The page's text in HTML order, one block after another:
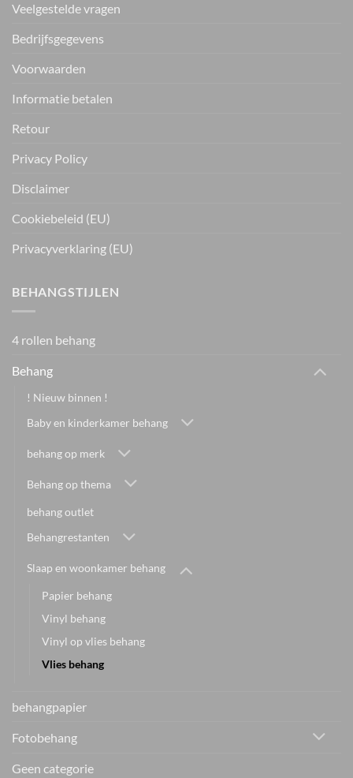
Veelgestelde vragen
Bedrijfsgegevens
Voorwaarden
Informatie betalen
Retour
Privacy Policy
Disclaimer
Cookiebeleid (EU)
Privacyverklaring (EU)
BEHANGSTIJLEN
4 rollen behang
Behang
! Nieuw binnen !
Baby en kinderkamer behang
behang op merk
Behang op thema
behang outlet
Behangrestanten
Slaap en woonkamer behang
Papier behang
Vinyl behang
Vinyl op vlies behang
Vlies behang
behangpapier
Fotobehang
Geen categorie